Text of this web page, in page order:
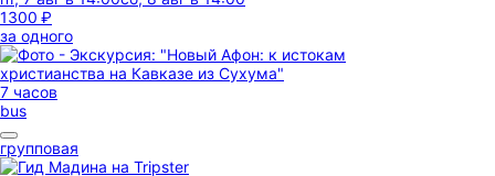
1300 ₽
за одного
7 часов
bus
групповая